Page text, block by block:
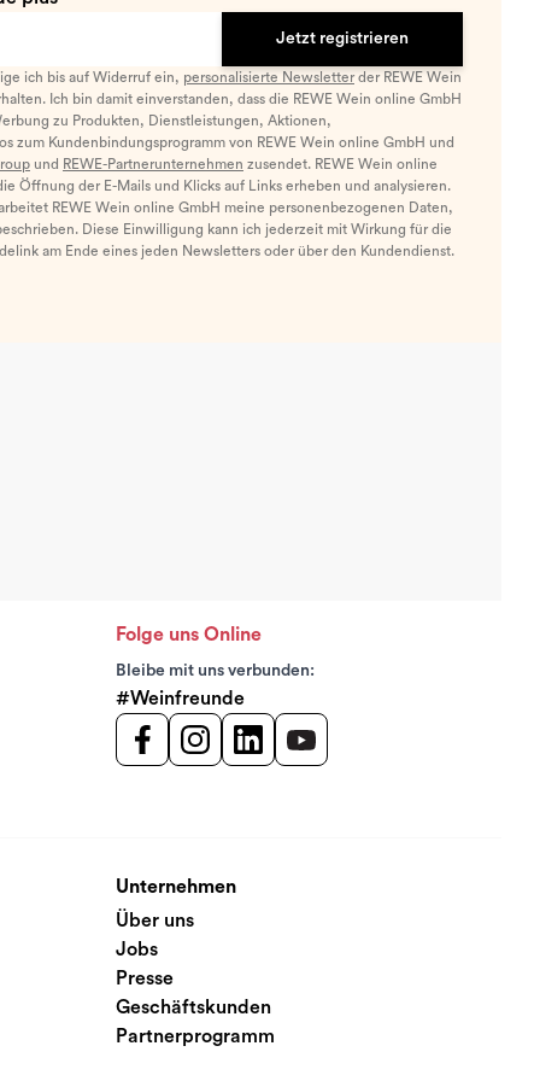
Jetzt registrieren
ich bis auf Widerruf ein, personalisierte Newsletterder REWE Wein
Ich bin damit einverstanden, dass die REWE Wein online GmbH
zu Produkten, Dienstleistungen, Aktionen,
zum Kundenbindungsprogramm von REWE Wein online GmbH und
und REWE-Partnerunternehmen zusendet. REWE Wein online
Öffnung der E-Mails und Klicks auf Links erheben und analysieren.
REWE Wein online GmbH meine personenbezogenen Daten,
Diese Einwilligung kann ich jederzeit mit Wirkung für die
am Ende eines jeden Newsletters oder über den Kundendienst.
Folge uns Online
Bleibe mit uns verbunden:
#Weinfreunde
Unternehmen
Über uns
Jobs
Presse
Geschäftskunden
Partnerprogramm